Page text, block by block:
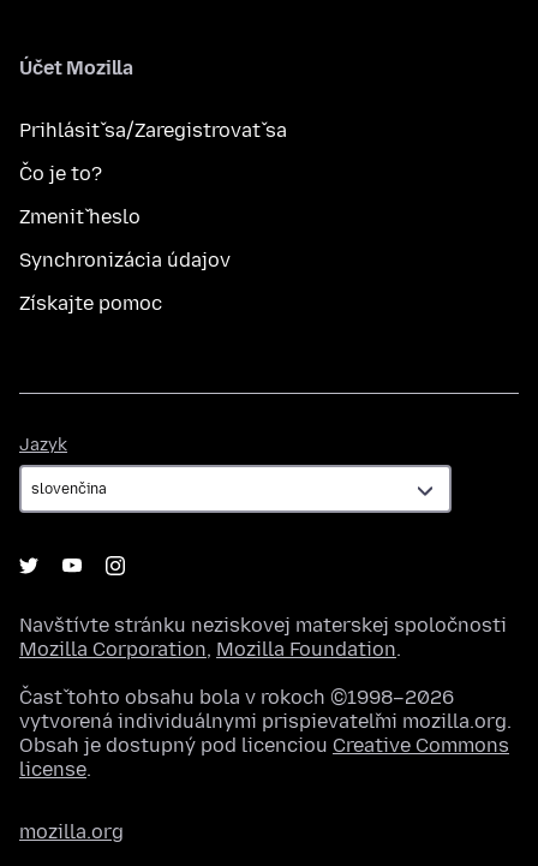
Účet Mozilla
Prihlásiť sa/Zaregistrovať sa
Čo je to?
Zmeniť heslo
Synchronizácia údajov
Získajte pomoc
Jazyk
Navštívte stránku neziskovej materskej spoločnosti
Mozilla Corporation, Mozilla Foundation.
Časť tohto obsahu bola v rokoch ©1998–2026
vytvorená individuálnymi prispievateľmi mozilla.org.
Obsah je dostupný pod licenciou Creative Commons
license.
mozilla.org